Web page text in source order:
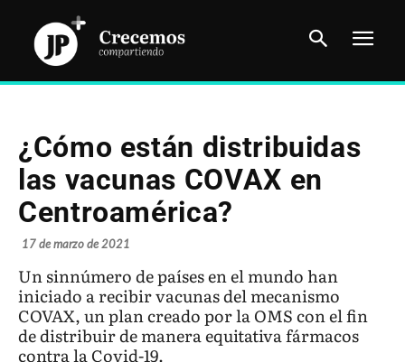
¿Cómo están distribuidas
las vacunas COVAX en
Centroamérica?
17 de marzo de 2021
Un sinnúmero de países en el mundo han
iniciado a recibir vacunas del mecanismo
COVAX, un plan creado por la OMS con el fin
de distribuir de manera equitativa fármacos
contra la Covid-19.